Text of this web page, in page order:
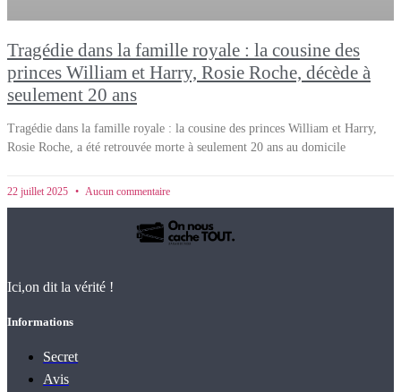
Tragédie dans la famille royale : la cousine des
princes William et Harry, Rosie Roche, décède à
seulement 20 ans
Tragédie dans la famille royale : la cousine des princes William et Harry,
Rosie Roche, a été retrouvée morte à seulement 20 ans au domicile
22 juillet 2025 Aucun commentaire
Ici,on dit la vérité !
Informations
Secret
Avis